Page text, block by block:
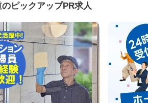
ピックアップPR求人